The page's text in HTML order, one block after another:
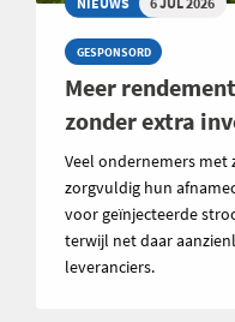
GESPONSORD
Meer
zonder extra
Veel ondernemers met
zorgvuldig hun
voor geïnjecteerde
terwijl net daar
leveranciers.